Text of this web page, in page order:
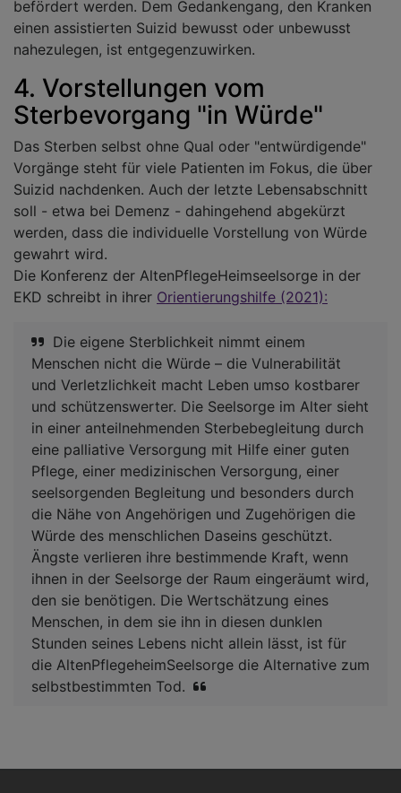
befördert werden. Dem Gedankengang, den Kranken
einen assistierten Suizid bewusst oder unbewusst
nahezulegen, ist entgegenzuwirken.
4. Vorstellungen vom
Sterbevorgang "in Würde"
Das Sterben selbst ohne Qual oder "entwürdigende"
Vorgänge steht für viele Patienten im Fokus, die über
Suizid nachdenken. Auch der letzte Lebensabschnitt
soll - etwa bei Demenz - dahingehend abgekürzt
werden, dass die individuelle Vorstellung von Würde
gewahrt wird.
Die Konferenz der AltenPflegeHeimseelsorge in der
EKD schreibt in ihrer Orientierungshilfe (2021):
Die eigene Sterblichkeit nimmt einem
Menschen nicht die Würde – die Vulnerabilität
und Verletzlichkeit macht Leben umso kostbarer
und schützenswerter. Die Seelsorge im Alter sieht
in einer anteilnehmenden Sterbebegleitung durch
eine palliative Versorgung mit Hilfe einer guten
Pflege, einer medizinischen Versorgung, einer
seelsorgenden Begleitung und besonders durch
die Nähe von Angehörigen und Zugehörigen die
Würde des menschlichen Daseins geschützt.
Ängste verlieren ihre bestimmende Kraft, wenn
ihnen in der Seelsorge der Raum eingeräumt wird,
den sie benötigen. Die Wertschätzung eines
Menschen, in dem sie ihn in diesen dunklen
Stunden seines Lebens nicht allein lässt, ist für
die AltenPflegeheimSeelsorge die Alternative zum
selbstbestimmten Tod.